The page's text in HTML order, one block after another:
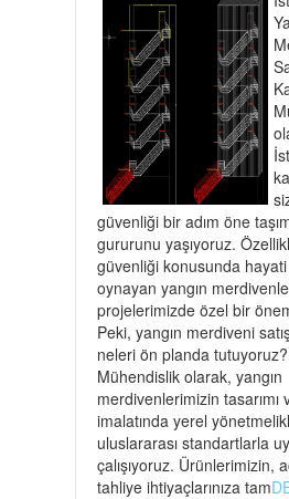
güvenliği bir adım öne
gururunu yaşıyoruz.
güvenliği konusunda
oynayan yangın
projelerimizde özel bir
Peki, yangın merdiveni
neleri ön planda
Mühendislik olarak, yangın
merdivenlerimizin tasarımı
imalatında yerel
uluslararası standartlarla
çalışıyoruz. Ürünlerimizin,
tahliye ihtiyaçlarınıza tam